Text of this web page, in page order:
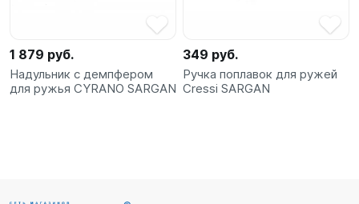
1 879 руб.
Надульник с демпфером
для ружья CYRANO SARGAN
349 руб.
Ручка поплавок для ружей
Cressi SARGAN